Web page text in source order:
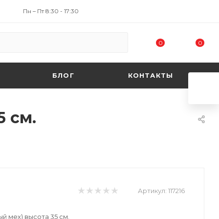
Пн – Пт 8:30 - 17:30
0 0
БЛОГ КОНТАКТЫ
см.
Артикул: 117216
мех) высота 35 см.